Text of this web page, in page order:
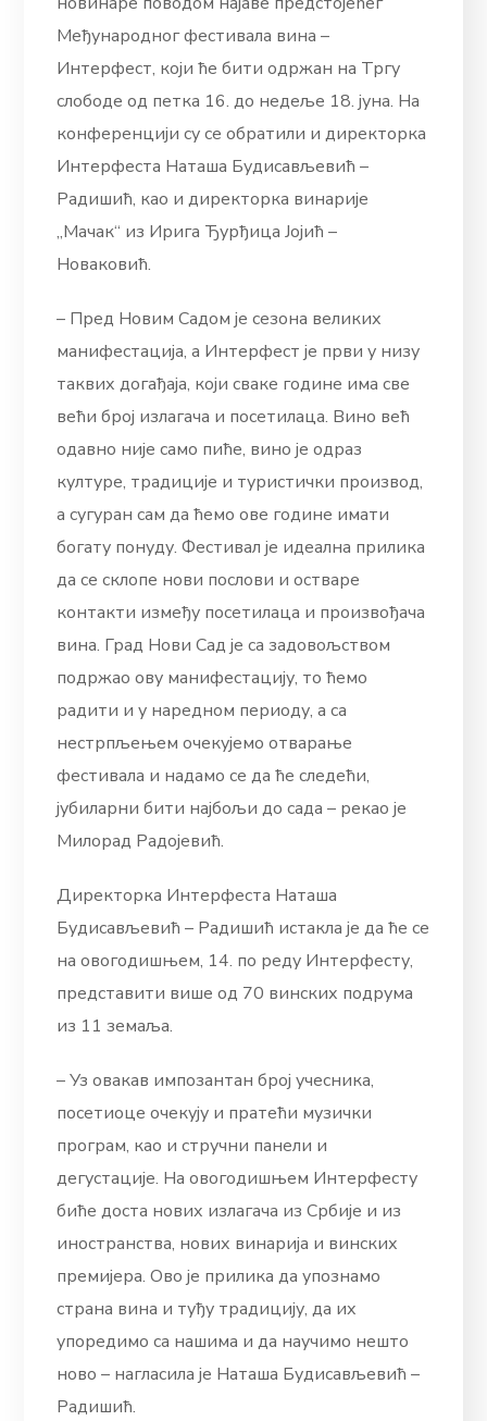
Међународног фестивала вина –
Интерфест, који ће бити одржан на Тргу
слободе од петка 16. до недеље 18. јуна. На
конференцији су се обратили и директорка
Интерфеста Наташа Будисављевић –
Радишић, као и директорка винарије
„Мачак“ из Ирига Ђурђица Јојић –
Новаковић.
– Пред Новим Садом је сезона великих
манифестација, а Интерфест је први у низу
таквих догађаја, који сваке године има све
већи број излагача и посетилаца. Вино већ
одавно није само пиће, вино је одраз
културе, традиције и туристички производ,
а сугуран сам да ћемо ове године имати
богату понуду. Фестивал је идеална прилика
да се склопе нови послови и остваре
контакти између посетилаца и произвођача
вина. Град Нови Сад је са задовољством
подржао ову манифестацију, то ћемо
радити и у наредном периоду, а са
нестрпљењем очекујемо отварање
фестивала и надамо се да ће следећи,
јубиларни бити најбољи до сада – рекао је
Милорад Радојевић.
Директорка Интерфеста Наташа
Будисављевић – Радишић истакла је да ће се
на овогодишњем, 14. по реду Интерфесту,
представити више од 70 винских подрума
из 11 земаља.
– Уз овакав импозантан број учесника,
посетиоце очекују и пратећи музички
програм, као и стручни панели и
дегустације. На овогодишњем Интерфесту
биће доста нових излагача из Србије и из
иностранства, нових винарија и винских
премијера. Ово је прилика да упознамо
страна вина и туђу традицију, да их
упоредимо са нашима и да научимо нешто
ново – нагласила је Наташа Будисављевић –
Радишић.